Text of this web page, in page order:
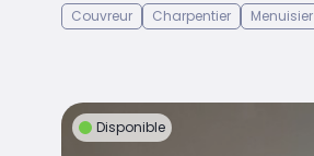
Couvreur
Charpentier Menuisier
Disponible